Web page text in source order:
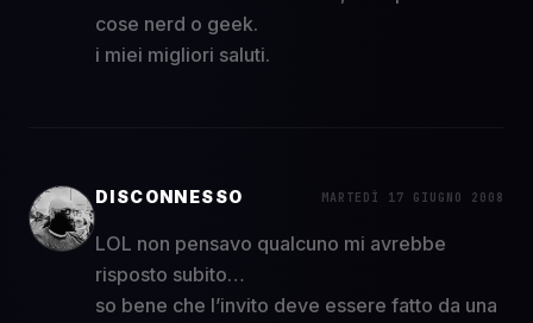
cose nerd o geek.
i miei migliori saluti.
DISCONNESSO MARTEDÌ 17 GIUGNO 2008
LOL non pensavo qualcuno mi avrebbe
risposto subito…
so bene che l’invito deve essere fatto da una